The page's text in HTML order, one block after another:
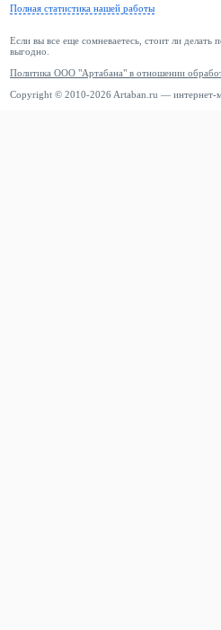
Полная статистика нашей работы
Если вы все еще сомневаетесь, стоит ли делать
выгодно.
Политика ООО "Артабана" в отношении
Copyright © 2010-2026 Artaban.ru — интернет-